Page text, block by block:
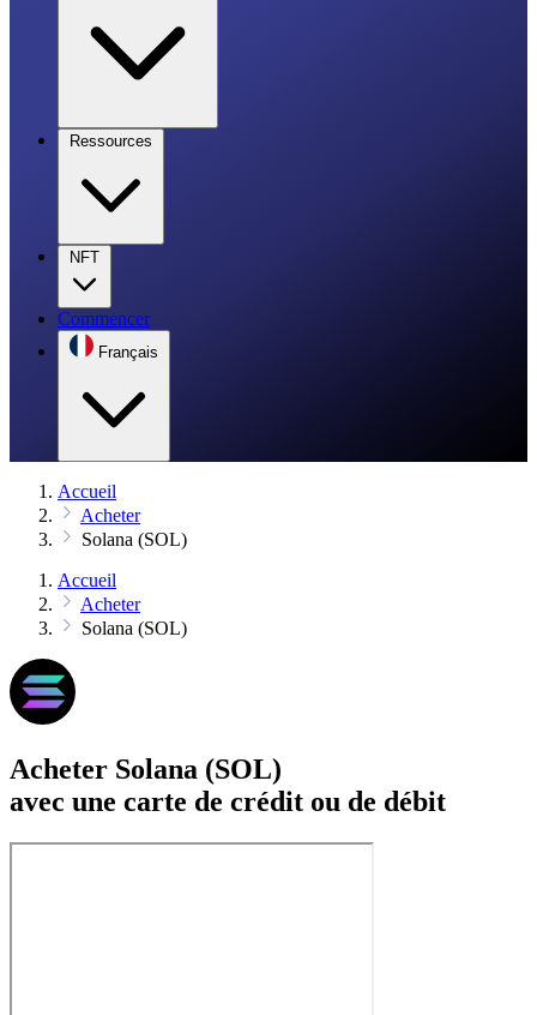
Ressources
NFT
Commencer
Français
Accueil
Acheter
Solana (SOL)
Accueil
Acheter
Solana (SOL)
Acheter Solana (SOL)
avec une carte de crédit ou de débit